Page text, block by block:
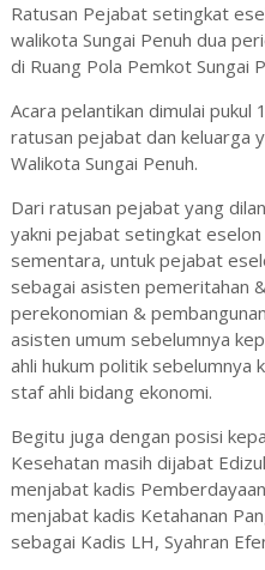
Ratusan Pejabat setingkat
walikota Sungai Penuh dua
di Ruang Pola Pemkot Sungai
Acara pelantikan dimulai pukul
ratusan pejabat dan keluarga
Walikota Sungai Penuh.
Dari ratusan pejabat yang
yakni pejabat setingkat
sementara, untuk pejabat
sebagai asisten pemeritahan
perekonomian &
asisten umum sebelumnya
ahli hukum politik sebelumnya
staf ahli bidang ekonomi.
Begitu juga dengan posisi
Kesehatan masih dijabat
menjabat kadis
menjabat kadis Ketahanan
sebagai Kadis LH, Syahran